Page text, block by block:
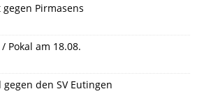
Pirmasens
Pokal am 18.08.
gegen den SV Eutingen